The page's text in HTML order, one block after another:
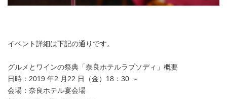
イベント詳細は下記の通りです。
グルメとワインの祭典「奈良ホテルラプソディ」概要
日時：2019 年2 月22 日（金）18：30 ～
会場：奈良ホテル宴会場